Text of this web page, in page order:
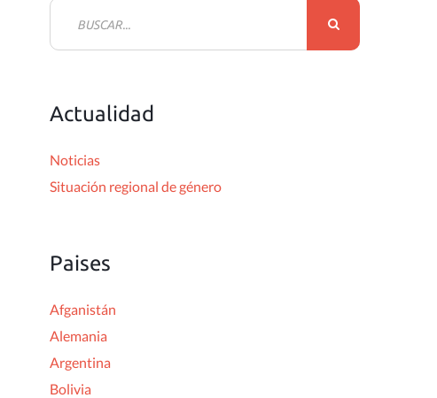
B
a
:
Actualidad
Noticias
Situación regional de género
Paises
Afganistán
Alemania
Argentina
Bolivia